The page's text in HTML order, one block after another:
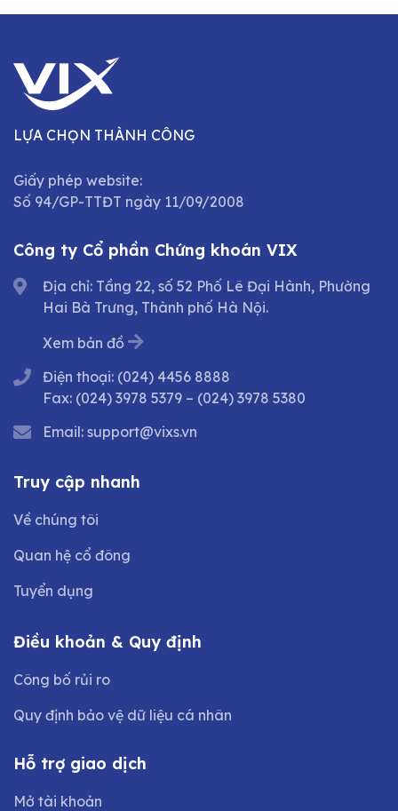
LỰA CHỌN THÀNH CÔNG
Giấy phép website:
Số 94/GP-TTĐT ngày 11/09/2008
Công ty Cổ phần Chứng khoán VIX
Địa chỉ: Tầng 22, số 52 Phố Lê Đại Hành, Phường
Hai Bà Trưng, Thành phố Hà Nội.
Xem bản đồ
Điện thoại: (024) 4456 8888
Fax: (024) 3978 5379 – (024) 3978 5380
Email: support@vixs.vn
Truy cập nhanh
Về chúng tôi
Quan hệ cổ đông
Tuyển dụng
Điều khoản & Quy định
Công bố rủi ro
Quy định bảo vệ dữ liệu cá nhân
Hỗ trợ giao dịch
Mở tài khoản